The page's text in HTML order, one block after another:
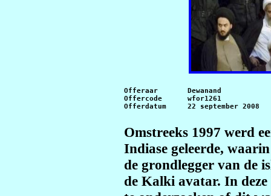
Offeraar       Dewanand
Offercode      wfor1261
Omstreeks 1997 werd
Indiase geleerde,
de grondlegger van de
de Kalki avatar. In